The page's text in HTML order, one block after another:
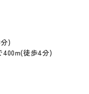
)
400m(徒歩4分)